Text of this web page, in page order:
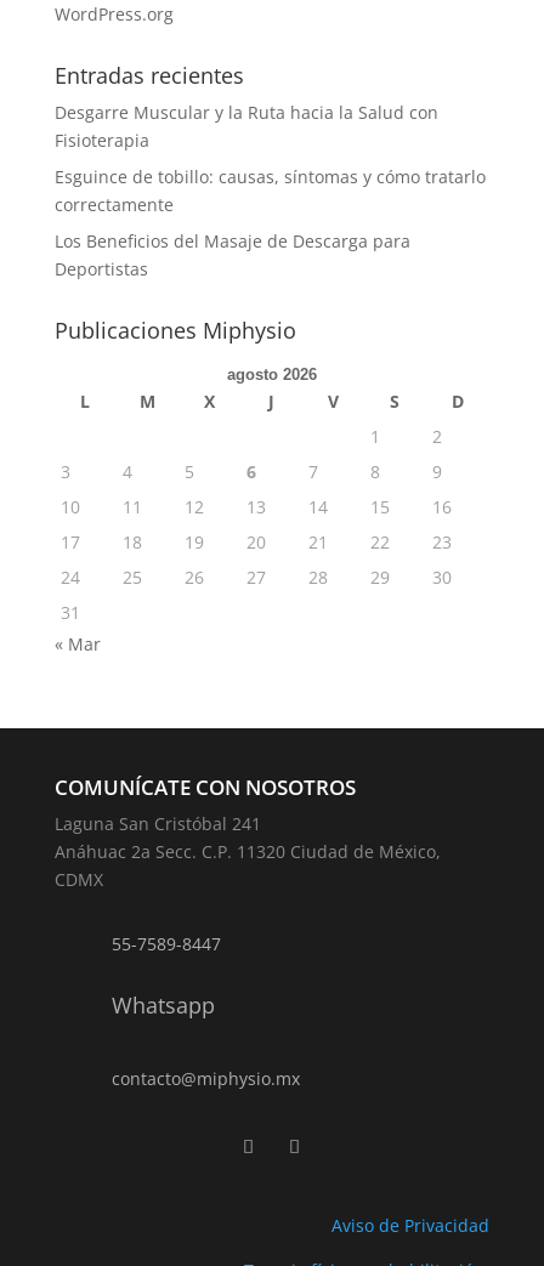
WordPress.org
Entradas recientes
Desgarre Muscular y la Ruta hacia la Salud con
Fisioterapia
Esguince de tobillo: causas, síntomas y cómo tratarlo
correctamente
Los Beneficios del Masaje de Descarga para
Deportistas
Publicaciones Miphysio
agosto 2026
L M X J V S
D
1
2
3
4 5 6 7 8
9
10
11 12 13 14 15
16
17
18 19 20 21 22
23
24
25 26 27 28 29
30
31
« Mar
COMUNÍCATE CON NOSOTROS
Laguna San Cristóbal 241
Anáhuac 2a Secc. C.P. 11320 Ciudad de México,
CDMX
55-7589-8447
Whatsapp
contacto@miphysio.mx
Aviso de Privacidad